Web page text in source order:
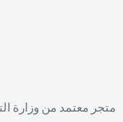
متجر معتمد من وزارة